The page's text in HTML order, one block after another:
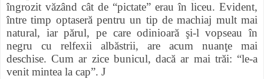
îngrozit văzând cât de “pictate” erau în liceu. Evident,
între timp optaseră pentru un tip de machiaj mult mai
natural, iar părul, pe care odinioară şi-l vopseau în
negru cu relfexii albăstrii, are acum nuanţe mai
deschise. Cum ar zice bunicul, dacă ar mai trăi: “le-a
venit mintea la cap”. J